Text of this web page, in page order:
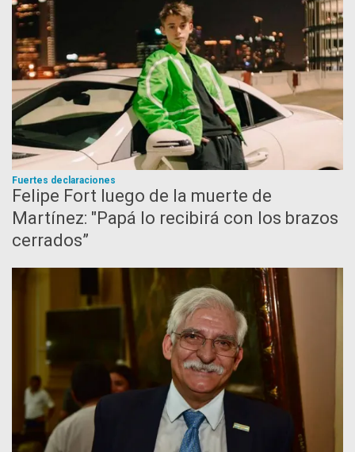
Fuertes declaraciones
Felipe Fort luego de la muerte de
Martínez: "Papá lo recibirá con los brazos
cerrados”